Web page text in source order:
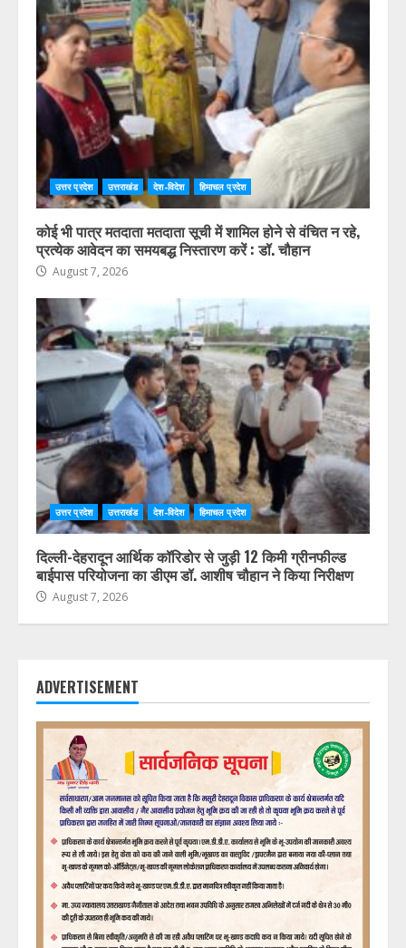
उत्तर प्रदेश उत्तराखंड देश-विदेश हिमाचल प्रदेश
कोई भी पात्र मतदाता मतदाता सूची में शामिल होने से वंचित न रहे,
प्रत्येक आवेदन का समयबद्ध निस्तारण करें : डॉ. चौहान
August 7, 2026
उत्तर प्रदेश उत्तराखंड देश-विदेश हिमाचल प्रदेश
दिल्ली-देहरादून आर्थिक कॉरिडोर से जुड़ी 12 किमी ग्रीनफील्ड
बाईपास परियोजना का डीएम डॉ. आशीष चौहान ने किया निरीक्षण
August 7, 2026
ADVERTISEMENT